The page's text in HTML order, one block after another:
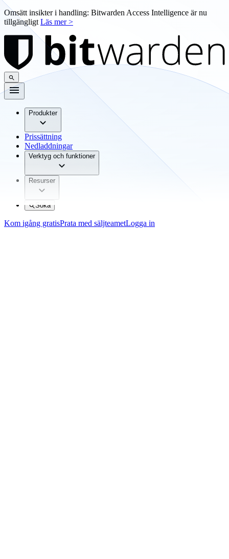
Omsätt insikter i handling: Bitwarden Access Intelligence är nu
tillgängligt Läs mer >
Produkter
Prissättning
Nedladdningar
Verktyg och funktioner
Resurser
Söka
Kom igång gratisPrata med säljteametLogga in